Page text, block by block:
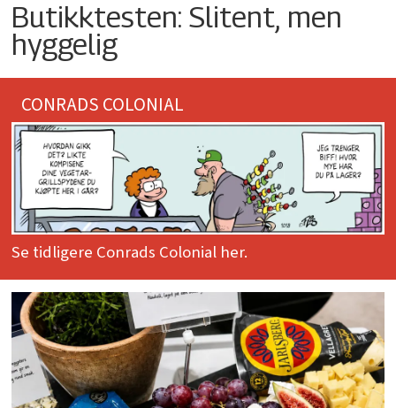
Butikktesten: Slitent, men
hyggelig
CONRADS COLONIAL
Se tidligere Conrads Colonial her.